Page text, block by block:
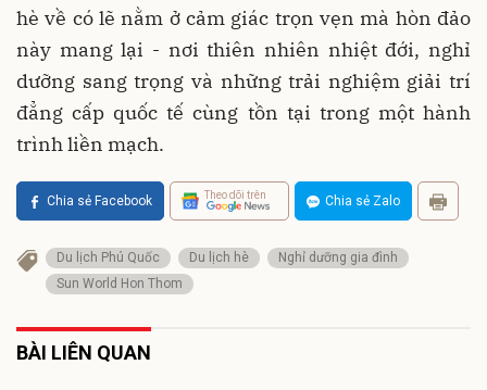
hè về có lẽ nằm ở cảm giác trọn vẹn mà hòn đảo
này mang lại - nơi thiên nhiên nhiệt đới, nghỉ
dưỡng sang trọng và những trải nghiệm giải trí
đẳng cấp quốc tế cùng tồn tại trong một hành
trình liền mạch.
Chia sẻ Facebook Theo dõi trên Chia sẻ Zalo
Du lịch Phú Quốc Du lịch hè
Nghỉ dưỡng gia đình
Sun World Hon Thom
BÀI LIÊN QUAN